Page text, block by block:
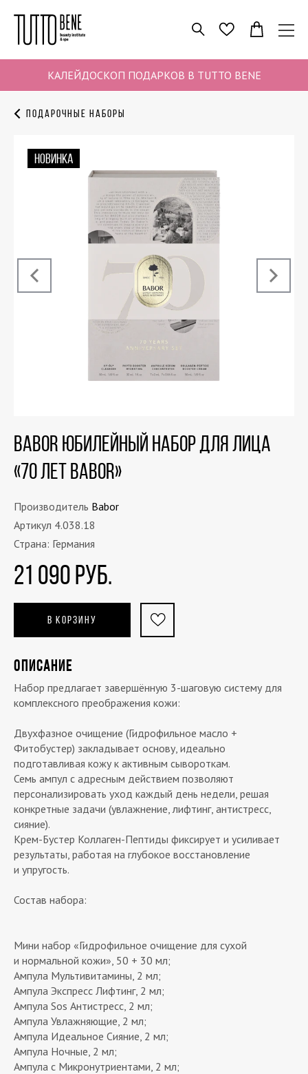
КАЛЕЙДОСКОП ПОДАРКОВ В TUTTO BENE
ПОИСК ИЗБРАННОЕ
Подарочные наборы
НОВИНКА
‹
›
Babor Юбилейный набор для лица
«70 лет BABOR»
Производитель Babor
Артикул 4.038.18
Страна: Германия
21 090 РУБ.
В КОРЗИНУ
ОПИСАНИЕ
Набор предлагает завершённую 3-шаговую систему для
комплексного преображения кожи:
Двухфазное очищение (Гидрофильное масло +
Фитобустер) закладывает основу, идеально
подготавливая кожу к активным сывороткам.
Семь ампул с адресным действием позволяют
персонализировать уход каждый день недели, решая
конкретные задачи (увлажнение, лифтинг, антистресс,
сияние).
Крем-Бустер Коллаген-Пептиды фиксирует и усиливает
результаты, работая на глубокое восстановление
и упругость.
Состав набора:
Мини набор «Гидрофильное очищение для сухой
и нормальной кожи», 50 + 30 мл;
Ампула Мультивитамины, 2 мл;
Ампула Экспресс Лифтинг, 2 мл;
Ампула Sos Антистресс, 2 мл;
Ампула Увлажняющие, 2 мл;
Ампула Идеальное Сияние, 2 мл;
Ампула Ночные, 2 мл;
Ампула с Микронутриентами, 2 мл;